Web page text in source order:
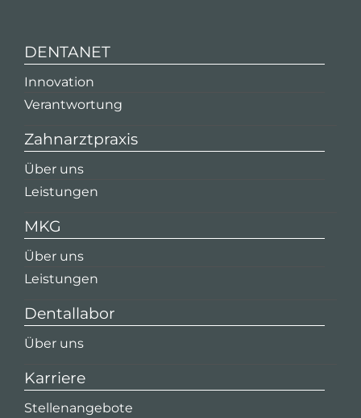
DENTANET
Innovation
Verantwortung
Zahnarztpraxis
Über uns
Leistungen
MKG
Über uns
Leistungen
Dentallabor
Über uns
Karriere
Stellenangebote